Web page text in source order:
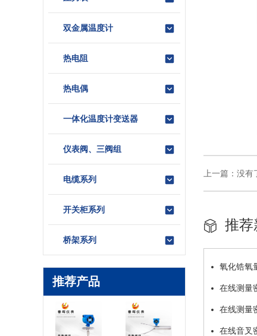
双金属温度计
热电阻
热电偶
一体化温度计变送器
仪表阀、三阀组
电缆系列
开关柜系列
桥架系列
推荐产品
上一篇：没有
推荐
氧化锆氧
在线测量
在线测量
在线音叉